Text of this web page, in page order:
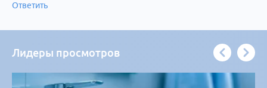
Ответить
Лидеры просмотров